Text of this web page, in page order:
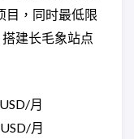
目，同时最低限
建长毛象站点
月
月